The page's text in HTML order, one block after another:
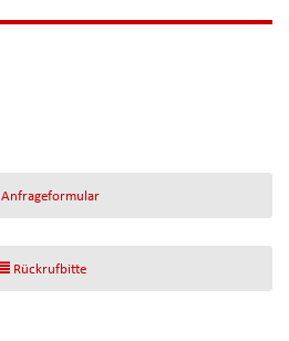
Anfrageformular
Rückrufbitte